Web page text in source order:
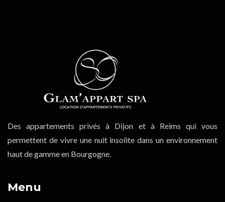
Des appartements privés à Dijon et à Reims qui vous
permettent de vivre une nuit insolite dans un environnement
haut de gamme en Bourgogne.
Menu